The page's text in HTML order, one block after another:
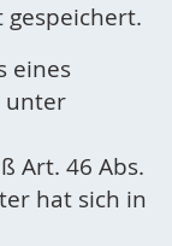
eines
unter
Art. 46 Abs.
hat sich in